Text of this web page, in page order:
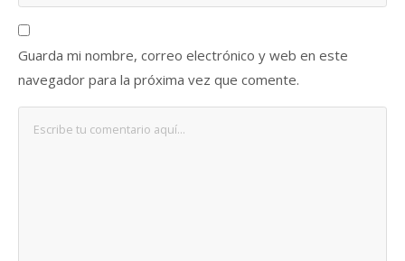
Guarda mi nombre, correo electrónico y web en este
navegador para la próxima vez que comente.